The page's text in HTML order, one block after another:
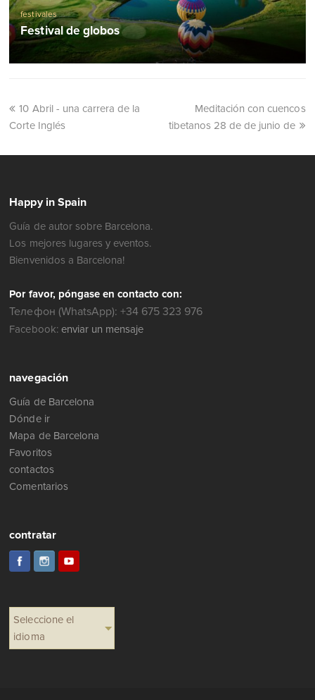
festivales
Festival de globos
10 Abril - una carrera de la
Corte Inglés
Meditación con cuencos
tibetanos 28 de de junio de
Happy in Spain
Guía de autor sobre Barcelona.
Los mejores lugares y eventos.
Bienvenidos a Barcelona!
Por favor, póngase en contacto con:
Телефон (WhatsApp): +34 675 323 976
Facebook: enviar un mensaje
navegación
Guía de Barcelona
Dónde ir
Mapa de Barcelona
Favoritos
contactos
Comentarios
contratar
Seleccione el
idioma